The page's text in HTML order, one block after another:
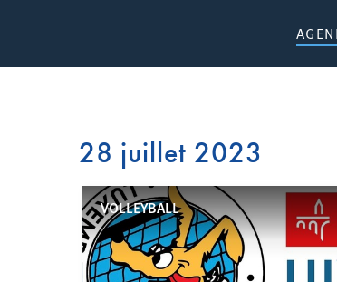
28 juillet 2023
VOLLEYBALL